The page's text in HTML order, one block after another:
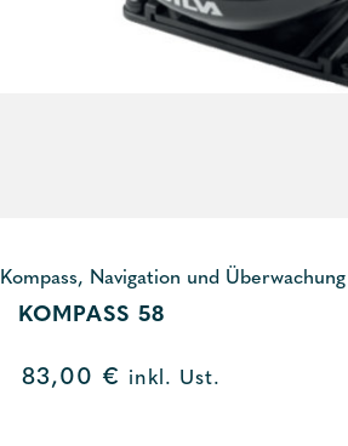
Kompass, Navigation und Überwachung
KOMPASS 58
83,00 € inkl. Ust.